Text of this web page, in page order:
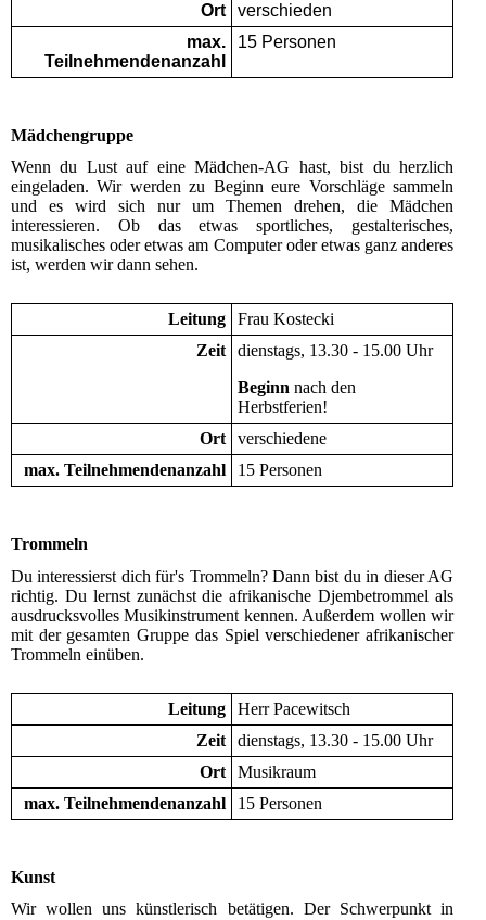
Ort
verschieden
max.
Teilnehmendenanzahl
15 Personen
Mädchengruppe
Wenn du Lust auf eine Mädchen-AG hast, bist du herzlich
eingeladen. Wir werden zu Beginn eure Vorschläge sammeln
und es wird sich nur um Themen drehen, die Mädchen
interessieren. Ob das etwas sportliches, gestalterisches,
musikalisches oder etwas am Computer oder etwas ganz anderes
ist, werden wir dann sehen.
Leitung
Frau Kostecki
Zeit
dienstags, 13.30 - 15.00 Uhr
Beginn nach den
Herbstferien!
Ort
verschiedene
max. Teilnehmendenanzahl
15 Personen
Trommeln
Du interessierst dich für's Trommeln? Dann bist du in dieser AG
richtig. Du lernst zunächst die afrikanische Djembetrommel als
ausdrucksvolles Musikinstrument kennen. Außerdem wollen wir
mit der gesamten Gruppe das Spiel verschiedener afrikanischer
Trommeln einüben.
Leitung
Herr Pacewitsch
Zeit
dienstags, 13.30 - 15.00 Uhr
Ort
Musikraum
max. Teilnehmendenanzahl
15 Personen
Kunst
Wir wollen uns künstlerisch betätigen. Der Schwerpunkt in